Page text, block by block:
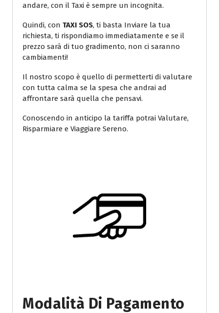
andare, con il Taxi è sempre un incognita.
Quindi, con TAXI SOS, ti basta Inviare la tua
richiesta, ti rispondiamo immediatamente e se il
prezzo sarà di tuo gradimento, non ci saranno
cambiamenti!
Il nostro scopo è quello di permetterti di valutare
con tutta calma se la spesa che andrai ad
affrontare sarà quella che pensavi.
Conoscendo in anticipo la tariffa potrai Valutare,
Risparmiare e Viaggiare Sereno.
Modalità Di Pagamento